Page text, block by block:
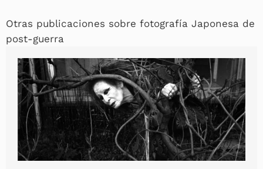
Otras publicaciones sobre fotografía Japonesa de
post-guerra